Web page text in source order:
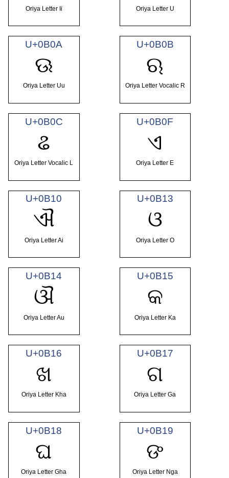
Oriya Letter Ii Oriya Letter U
U+0B0A
ଊ
Oriya Letter Uu
U+0B0B
ଋ
Oriya Letter Vocalic R
U+0B0C
ଌ
Oriya Letter Vocalic L
U+0B0F
ଏ
Oriya Letter E
U+0B10
ଐ
Oriya Letter Ai
U+0B13
ଓ
Oriya Letter O
U+0B14
ଔ
Oriya Letter Au
U+0B15
କ
Oriya Letter Ka
U+0B16
ଖ
Oriya Letter Kha
U+0B17
ଗ
Oriya Letter Ga
U+0B18
ଘ
Oriya Letter Gha
U+0B19
ଙ
Oriya Letter Nga